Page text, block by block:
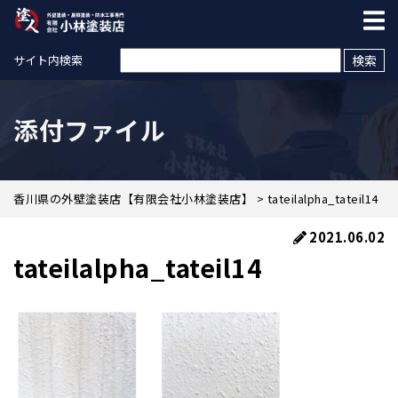
サイト内検索
添付ファイル
香川県の外壁塗装店【有限会社小林塗装店】 > tateilalpha_tateil14
2021.06.02
tateilalpha_tateil14